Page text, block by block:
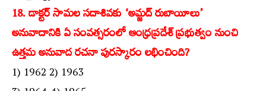
18. డాక్టర్‌ సామల సదాశివకు ‘అమ్జద్‌ రుబాయీలు’
అనువాదానికి ఏ సంవత్సరంలో ఆంధ్రప్రదేశ్‌ ప్రభుత్వం నుంచి
ఉత్తమ అనువాద రచనా పురస్కారం లభించింది?
1) 1962 2) 1963